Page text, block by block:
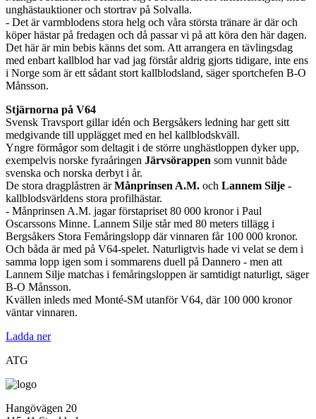
unghästauktioner och stortrav på Solvalla.
- Det är varmblodens stora helg och våra största tränare är där och
köper hästar på fredagen och då passar vi på att köra den här dagen.
Det här är min bebis känns det som. Att arrangera en tävlingsdag
med enbart kallblod har vad jag förstår aldrig gjorts tidigare, inte ens
i Norge som är ett sådant stort kallblodsland, säger sportchefen B-O
Månsson.
Stjärnorna på V64
Svensk Travsport gillar idén och Bergsåkers ledning har gett sitt
medgivande till upplägget med en hel kallblodskväll.
Yngre förmågor som deltagit i de större unghästloppen dyker upp,
exempelvis norske fyraåringen Järvsörappen som vunnit både
svenska och norska derbyt i år.
De stora dragplåstren ärMånprinsen A.M. och Lannem Silje -
kallblodsvärldens stora profilhästar.
- Månprinsen A.M. jagar förstapriset 80 000 kronor i Paul
Oscarssons Minne. Lannem Silje står med 80 meters tillägg i
Bergsåkers Stora Femåringslopp där vinnaren får 100 000 kronor.
Och båda är med på V64-spelet. Naturligtvis hade vi velat se dem i
samma lopp igen som i sommarens duell på Dannero - men att
Lannem Silje matchas i femåringsloppen är samtidigt naturligt, säger
B-O Månsson.
Kvällen inleds med Monté-SM utanför V64, där 100 000 kronor
väntar vinnaren.
Ladda ner
ATG
Hangövägen 20